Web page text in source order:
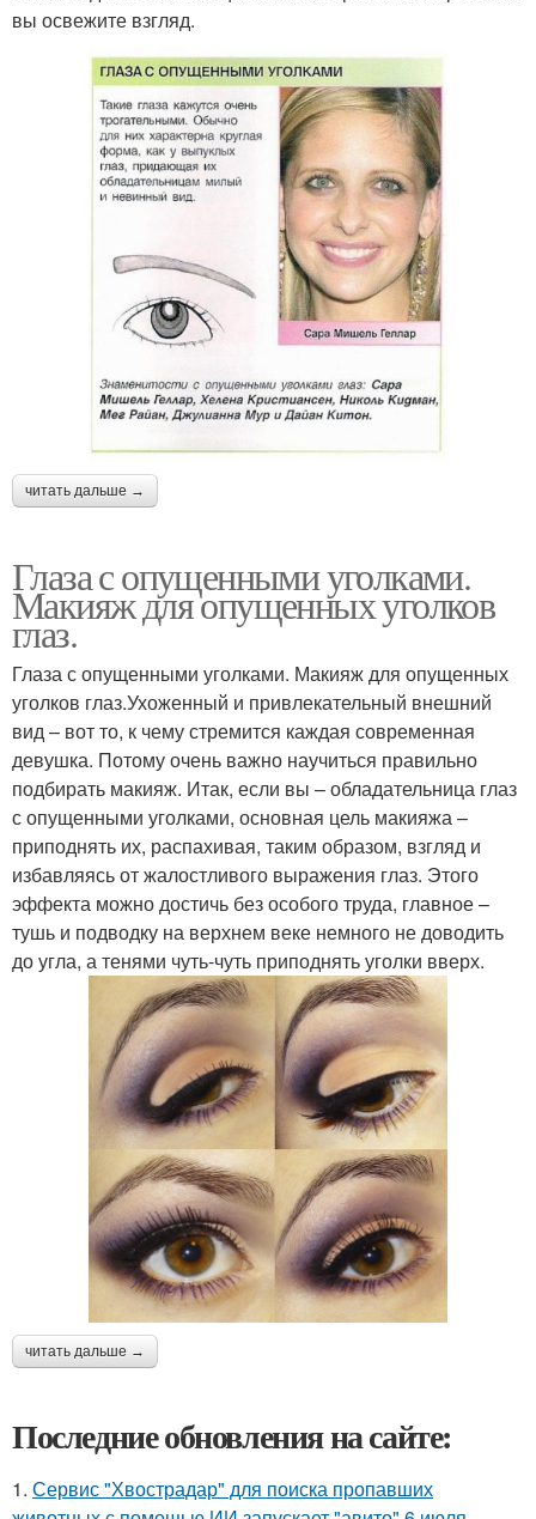
вы освежите взгляд.
читать дальше →
Глаза с опущенными уголками.
Макияж для опущенных уголков
глаз.
Глаза с опущенными уголками. Макияж для опущенных
уголков глаз.Ухоженный и привлекательный внешний
вид – вот то, к чему стремится каждая современная
девушка. Потому очень важно научиться правильно
подбирать макияж. Итак, если вы – обладательница глаз
с опущенными уголками, основная цель макияжа –
приподнять их, распахивая, таким образом, взгляд и
избавляясь от жалостливого выражения глаз. Этого
эффекта можно достичь без особого труда, главное –
тушь и подводку на верхнем веке немного не доводить
до угла, а тенями чуть-чуть приподнять уголки вверх.
читать дальше →
Последние обновления на сайте:
1. Сервис "Хвострадар" для поиска пропавших